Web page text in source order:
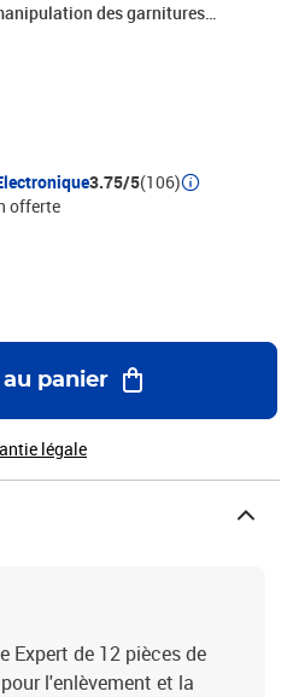
des garnitures
de porte, bordures de tableau
maritime et aéronautique. Il
marquants répondant à des
outils sont rangés dans un rouleau
à crochet et à boucle.
Matériau de rouleau d'outil :
de dé-garnissage Stocké
à crochet et à boucle
3.75/5(106)
offerte
panier
légale
Expert de 12 pièces de
l'enlèvement et la